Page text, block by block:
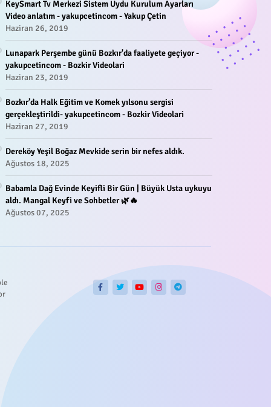
KeySmart Tv Merkezi Sistem Uydu Kurulum Ayarları
Video anlatım - yakupcetincom - Yakup Çetin
Haziran 26, 2019
Lunapark Perşembe günü Bozkır'da faaliyete geçiyor -
yakupcetincom - Bozkir Videolari
Haziran 23, 2019
Bozkır’da Halk Eğitim ve Komek yılsonu sergisi
gerçekleştirildi- yakupcetincom - Bozkir Videolari
Haziran 27, 2019
Dereköy Yeşil Boğaz Mevkide serin bir nefes aldık.
Ağustos 18, 2025
Babamla Dağ Evinde Keyifli Bir Gün | Büyük Usta uykuyu
aldı. Mangal Keyfi ve Sohbetler 🌿🔥
Ağustos 07, 2025